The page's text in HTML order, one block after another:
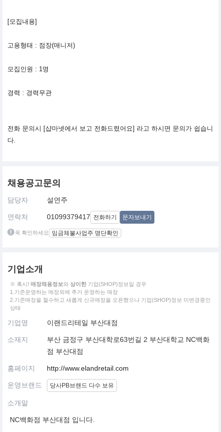
[모집내용]
고용형태 : 점장(매니저)
모집인원 : 1명
경력 : 경력무관
전화 문의시 [샵마넷에서 보고 전화드렸어요] 라고 하시면 문의가 쉽습니
다.
채용공고문의
담당자 설연주
연락처 01099379417 전화하기 문자보내기
꼭 확인하세요 임금체불사업주 명단확인
기업소개
※ 혹시! 매장채용정보와 상이한 기업(SHOP)정보일 경우
1.기존운영하는 매장외에 추가 운영하는 매장
2.기존매장을 철수하고 새롭게 신규매장을 오픈했으나 기업(SHOP)정보 미변경중인
상태
기업명 이랜드리테일 부산대점
소재지
부산 금정구 부산대학로63번길 2 부산대학교 NC백화
점 부산대점
홈페이지 http://www.elandretail.com
운영브랜드 당사PB브랜드 다수 보유
소개말
NC백화점 부산대점 입니다.